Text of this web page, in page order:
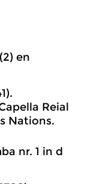
en
Reial
Nations.
nr. 1 in d